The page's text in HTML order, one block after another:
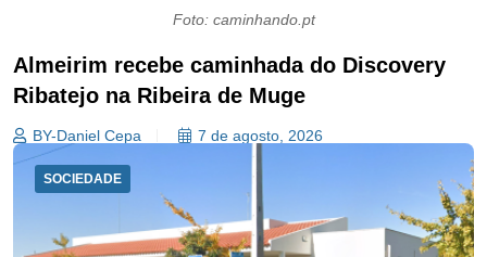
Foto: caminhando.pt
Almeirim recebe caminhada do Discovery
Ribatejo na Ribeira de Muge
BY-Daniel Cepa 7 de agosto, 2026
SOCIEDADE